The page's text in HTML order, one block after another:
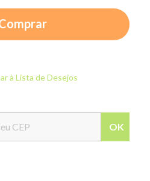
à Lista de Desejos
OK